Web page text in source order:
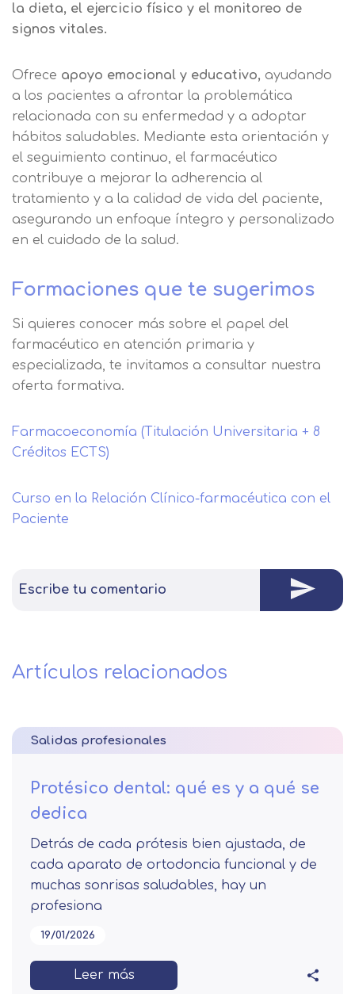
la dieta, el ejercicio físico y el monitoreo de
signos vitales.
Ofrece apoyo emocional y educativo, ayudando
a los pacientes a afrontar la problemática
relacionada con su enfermedad y a adoptar
hábitos saludables. Mediante esta orientación y
el seguimiento continuo, el farmacéutico
contribuye a mejorar la adherencia al
tratamiento y a la calidad de vida del paciente,
asegurando un enfoque íntegro y personalizado
en el cuidado de la salud.
Formaciones que te sugerimos
Si quieres conocer más sobre el papel del
farmacéutico en atención primaria y
especializada, te invitamos a consultar nuestra
oferta formativa.
Farmacoeconomía (Titulación Universitaria + 8
Créditos ECTS)
Curso en la Relación Clínico-farmacéutica con el
Paciente
Escribe tu comentario
Artículos relacionados
Salidas profesionales
Protésico dental: qué es y a qué se
dedica
Detrás de cada prótesis bien ajustada, de
cada aparato de ortodoncia funcional y de
muchas sonrisas saludables, hay un
profesiona
19/01/2026
Leer más